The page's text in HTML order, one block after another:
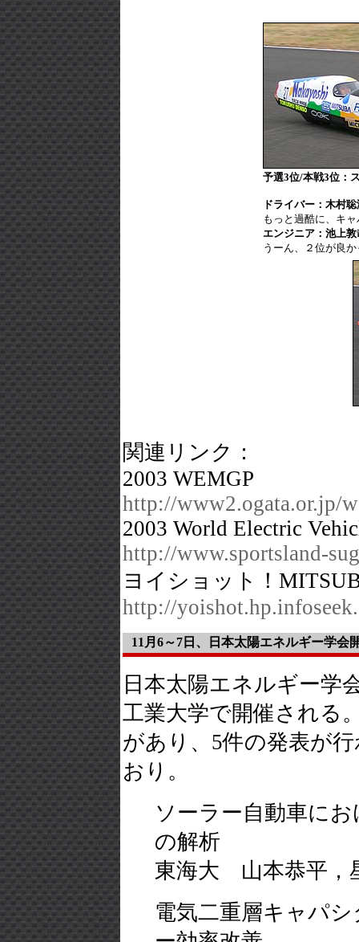
予選3位/本戦3位：
ドライバー：木村聡
もっと過酷に、キ
エンジニア：池上敦
うーん、２位が良
関連リンク：
2003 WEMGP
http://www2.ogata.or.jp/
2003 World Electric
http://www.sportsland-
ヨイショット！
http://
11月6～7日、日本太陽エネルギー学会
日本太陽エネルギー学
工業大学で開催される
があり、5件の発表が
おり。
ソーラー自動車に
の解析
東海大 山本恭平，
電気二重層キャパ